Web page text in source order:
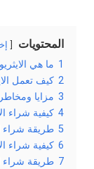
المحتويات
1 ما هي
2 كيف تعمل
3 مزايا ومخاطر
4 كيفية شراء
5 طريقة شراء
6 كيفية شراء
7 طريقة شراء